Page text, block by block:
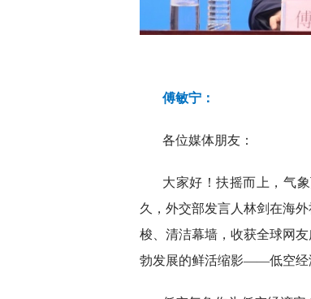
傅敏宁：
各位媒体朋友：
大家好！扶摇而上，气
久，外交部发言人林剑在海
梭、清洁幕墙，收获全球网
勃发展的鲜活缩影——低空经